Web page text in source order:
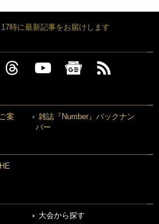
時に最新記事をお届けします
案
雑誌『Number』バックナン
バー
大会から探す